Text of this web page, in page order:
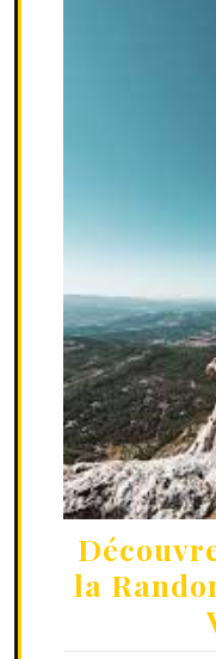
la